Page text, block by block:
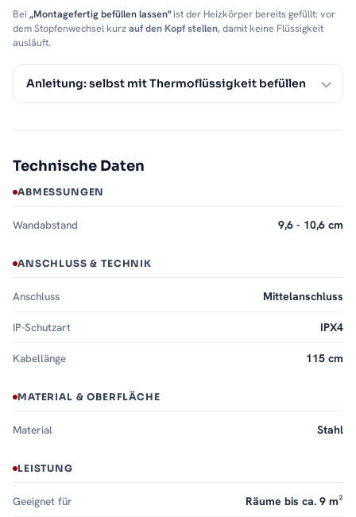
Unsere5-jährige Herstellergarantiesteht für die hohe Qualität
und Langlebigkeit des PREMIUM ALRONA. Sollten Sie Fragen
oder Anliegen haben, hilft Ihnen unser kompetenter
Kundenservicejederzeit weiter.
Jahrzehntelange Erfahrung und höchste
setzen wir auf Qualität, innovative Technik und modernes
Qualitätskontrollen, um Ihnen ein Produkt zu bieten, das in
Elektrischer Betriebüber haushaltsübliche Steckdose–
flexibel und unabhängig
Raumtemperatur
Flexible
für individuelle Montage
Pulverbeschichtung
5 Jahre Herstellergarantie
Lieferumfang
Bei „Montagefertig befüllen lassen"ist der Heizkörper bereits gefüllt: vor
dem Stopfenwechsel kurzauf den Kopf stellen, damit keine Flüssigkeit
ausläuft.
Anleitung: selbst mit Thermoflüssigkeit befüllen
Technische Daten
ABMESSUNGEN
Wandabstand 9,6 - 10,6 cm
ANSCHLUSS & TECHNIK
Anschluss Mittelanschluss
IP-Schutzart IPX4
Kabellänge 115 cm
MATERIAL & OBERFLÄCHE
Material Stahl
LEISTUNG
Geeignet für Räume bis ca. 9 m²